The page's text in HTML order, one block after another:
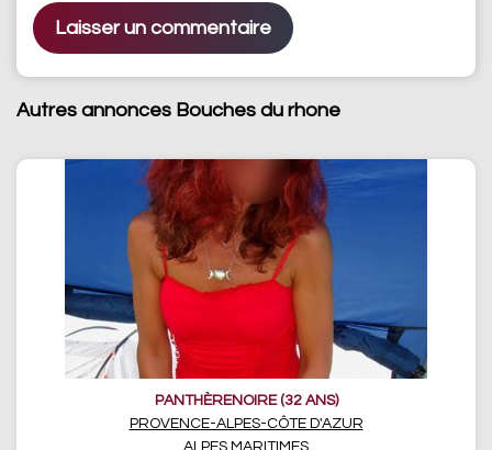
Autres annonces Bouches du rhone
PANTHÈRENOIRE (32 ANS)
PROVENCE-ALPES-CÔTE D'AZUR
ALPES MARITIMES